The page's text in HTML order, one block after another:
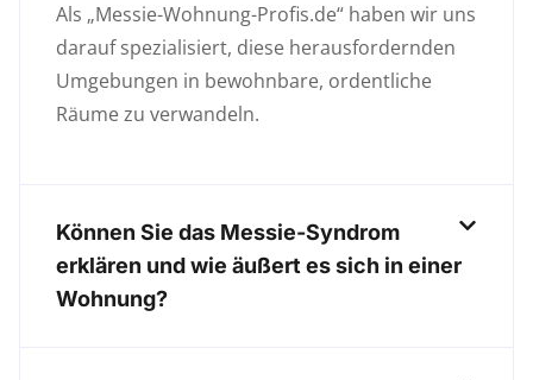
Als „Messie-Wohnung-Profis.de“ haben wir uns
darauf spezialisiert, diese herausfordernden
Umgebungen in bewohnbare, ordentliche
Räume zu verwandeln.
Können Sie das Messie-Syndrom
erklären und wie äußert es sich in einer
Wohnung?